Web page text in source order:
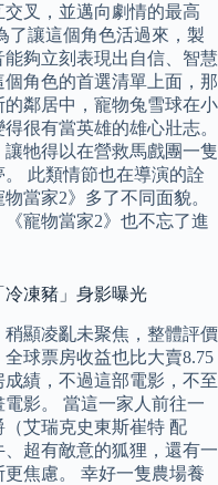
叉，並邁向劇情的最高
了讓這個角色活過來，製
夠立刻表現出自信、智慧
角色的首選清單上面，那
鄰居中，寵物兔雪球在小
很有當英雄的雄心壯志。
牠得以在營救馬戲團一隻
此類情節也在導演的詮
當家2》多了不同面貌。
《寵物當家2》也不忘了進
冷凍豬」身影曝光
顯凌亂未聚焦，整體評價
球票房收益也比大賣8.75
績，不過這部電影，不至
影。 當這一家人前往一
艾瑞克史東斯崔特 配
超有敵意的狐狸，還有一
焦慮。 幸好一隻農場養